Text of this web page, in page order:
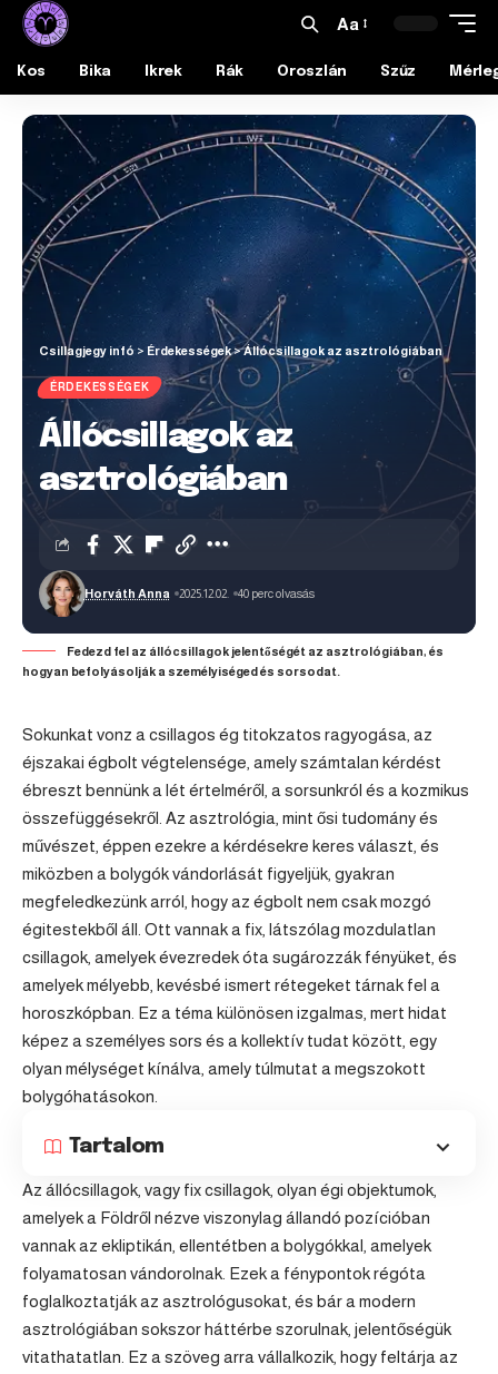
Aa
Kos Bika Ikrek Rák Oroszlán Szűz
Csillagjegy infó > Érdekességek>Állócsillagok az asztrológiában
ÉRDEKESSÉGEK
Állócsillagok az
asztrológiában
Horváth Anna 2025.12.02. 40 perc olvasás
Fedezd fel az állócsillagok jelentőségét az asztrológiában, és
hogyan befolyásolják a személyiséged és sorsodat.
Sokunkat vonz a csillagos ég titokzatos ragyogása, az
éjszakai égbolt végtelensége, amely számtalan kérdést
ébreszt bennünk a lét értelméről, a sorsunkról és a kozmikus
összefüggésekről. Az asztrológia, mint ősi tudomány és
művészet, éppen ezekre a kérdésekre keres választ, és
miközben a bolygók vándorlását figyeljük, gyakran
megfeledkezünk arról, hogy az égbolt nem csak mozgó
égitestekből áll. Ott vannak a fix, látszólag mozdulatlan
csillagok, amelyek évezredek óta sugározzák fényüket, és
amelyek mélyebb, kevésbé ismert rétegeket tárnak fel a
horoszkópban. Ez a téma különösen izgalmas, mert hidat
képez a személyes sors és a kollektív tudat között, egy
olyan mélységet kínálva, amely túlmutat a megszokott
bolygóhatásokon.
Tartalom
Az állócsillagok, vagy fix csillagok, olyan égi objektumok,
amelyek a Földről nézve viszonylag állandó pozícióban
vannak az ekliptikán, ellentétben a bolygókkal, amelyek
folyamatosan vándorolnak. Ezek a fénypontok régóta
foglalkoztatják az asztrológusokat, és bár a modern
asztrológiában sokszor háttérbe szorulnak, jelentőségük
vitathatatlan. Ez a szöveg arra vállalkozik, hogy feltárja az